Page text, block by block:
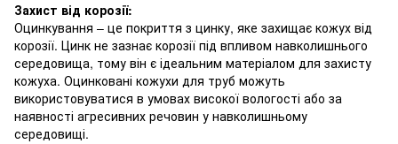
Захист від корозії:
Оцинкування – це покриття з цинку, яке захищає кожух від
корозії. Цинк не зазнає корозії під впливом навколишнього
середовища, тому він є ідеальним матеріалом для захисту
кожуха. Оцинковані кожухи для труб можуть
використовуватися в умовах високої вологості або за
наявності агресивних речовин у навколишньому
середовищі.